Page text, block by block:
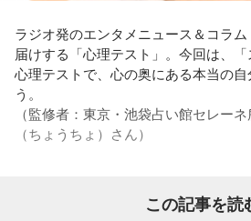
世界で見ても、日本だけでなく主力
多々あって、それでも勝ち上がって
なんです。そういう意味では、確か
れども、さらに“個”の力を高めながら
なきゃいけない。ベスト16・ベスト8
に、そこまでの選手層だったのかと
ていかないとダメなのではないか、と
ただ、あれだけケガ人が出て、誰が出
間は時代的に増えていますね」とリ
す。
また、有吉は「吉本（興業）は縦がち
ん。それは養成所でもそういう教え
からも受け継がれるからだと思うんだ
ラジオ発のエンタメニュース＆コラ
届けする「心理テスト」。今回は、
心理テストで、心の奥にある本当の自
う。
（監修者：東京・池袋占い館セレー
（ちょうちょ）さん）
この記事を読